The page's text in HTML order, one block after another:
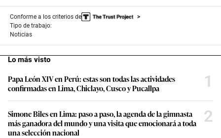
Conforme a los criterios de
Tipo de trabajo:
Noticias
Lo más visto
Papa León XIV en Perú: estas son todas las actividades
confirmadas en Lima, Chiclayo, Cusco y Pucallpa
1
Simone Biles en Lima: paso a paso, la agenda de la gimnasta
más ganadora del mundo y una visita que emocionará a toda
una selección nacional
2